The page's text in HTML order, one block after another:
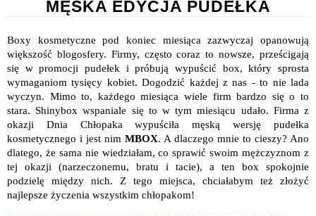
MĘSKA EDYCJA PUDEŁKA
Boxy kosmetyczne pod koniec miesiąca zazwyczaj opanowują
większość blogosfery. Firmy, często coraz to nowsze, prześcigają
się w promocji pudełek i próbują wypuścić box, który sprosta
wymaganiom tysięcy kobiet. Dogodzić każdej z nas - to nie lada
wyczyn. Mimo to, każdego miesiąca wiele firm bardzo się o to
stara. Shinybox wspaniale się to w tym miesiącu udało. Firma z
okazji Dnia Chłopaka wypuściła męską wersję pudełka
kosmetycznego i jest nim MBOX. A dlaczego mnie to cieszy? Ano
dlatego, że sama nie wiedziałam, co sprawić swoim mężczyznom z
tej okazji (narzeczonemu, bratu i tacie), a ten box spokojnie
podzielę między nich. Z tego miejsca, chciałabym też złożyć
najlepsze życzenia wszystkim chłopakom!